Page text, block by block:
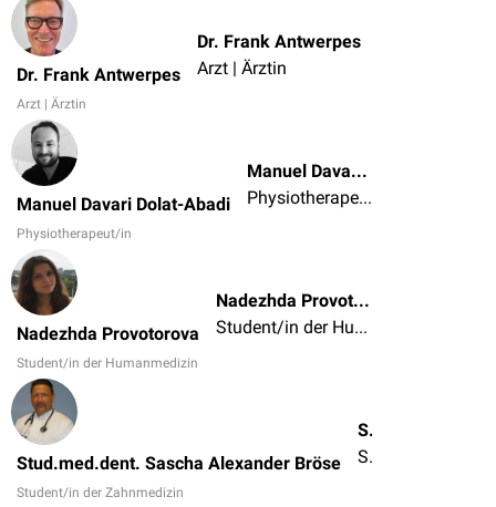
Dr. Frank Antwerpes
Arzt | Ärztin
Dr. Frank Antwerpes
Arzt | Ärztin
Manuel Davari Dolat-Abadi
Physiotherapeut/in
Manuel Davari Dolat-Abadi
Physiotherapeut/in
Nadezhda Provotorova
Student/in der Humanmedizin
Nadezhda Provotorova
Student/in der Humanmedizin
Stud.med.dent. Sascha Alexander Bröse
Student/in der Zahnmedizin
Stud.med.dent. Sascha Alexander Bröse
Student/in der Zahnmedizin